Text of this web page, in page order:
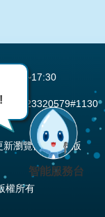
(04)23320579#1130
瀏覽器至以下版
權所有
智能服務台